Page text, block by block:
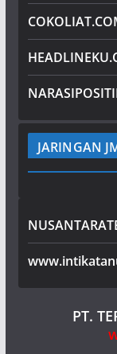
JARINGAN
PT.